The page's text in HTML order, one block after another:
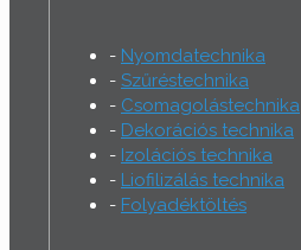
Nyomdatechnika
Szűréstechnika
Csomagolástechnika
Dekorációs technika
Izolációs technika
Liofilizálás technika
Folyadéktöltés